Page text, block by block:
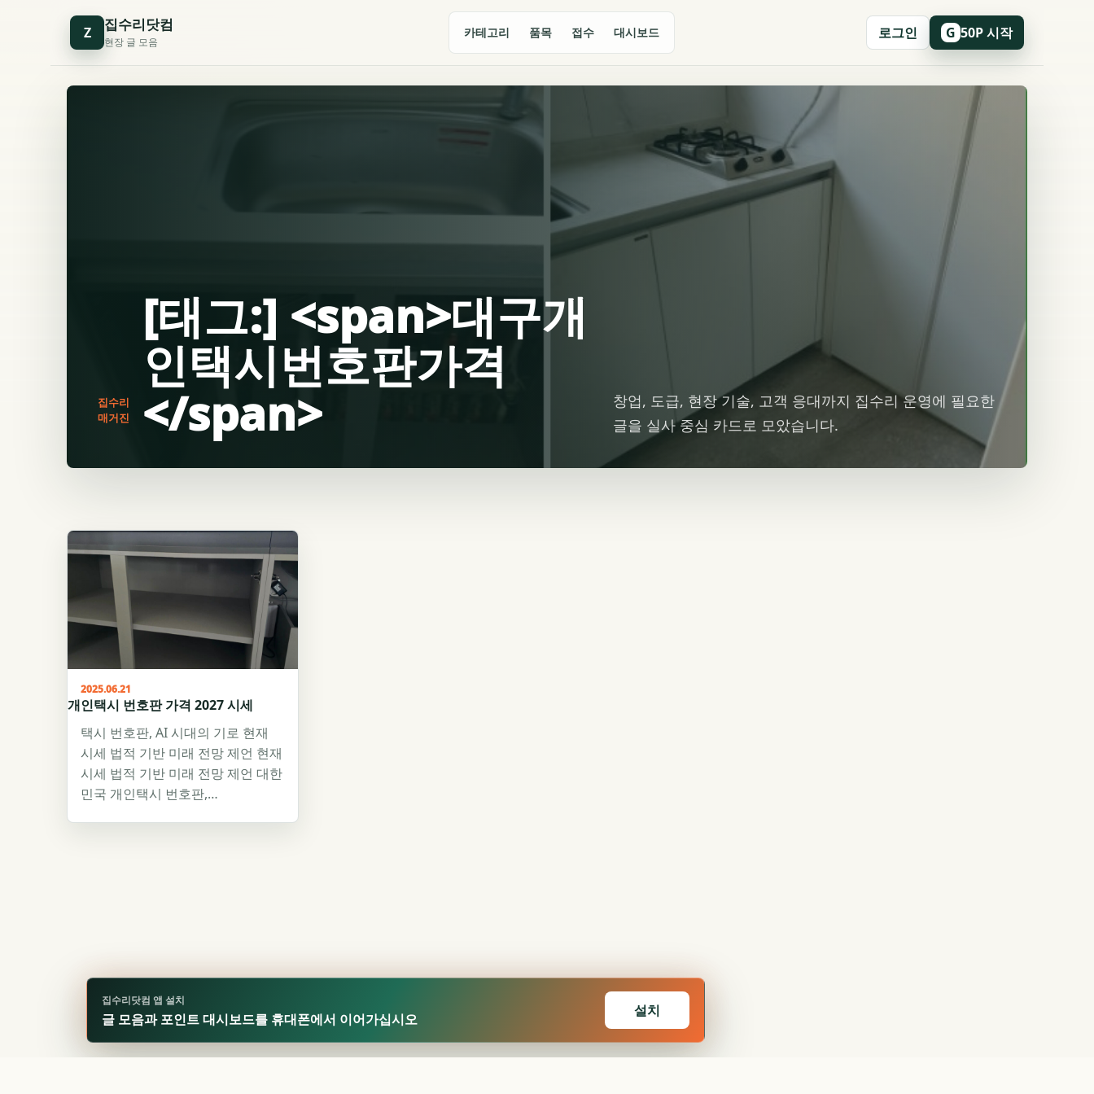
Z 집수리닷컴
현장 글 모음
카테고리 품목 접수 대시보드 로그인 G 50P 시작
집수리
매거진
[태그:] <span>대구개
인택시번호판가격
</span>
창업, 도급, 현장 기술, 고객 응대까지 집수리 운영에 필요한
글을 실사 중심 카드로 모았습니다.
2025.06.21
개인택시 번호판 가격 2027 시세
택시 번호판, AI 시대의 기로 현재
시세 법적 기반 미래 전망 제언 현재
시세 법적 기반 미래 전망 제언 대한
민국 개인택시 번호판,…
집수리닷컴 앱 설치
글 모음과 포인트 대시보드를 휴대폰에서 이어가십시오 설치